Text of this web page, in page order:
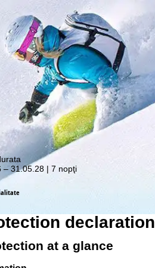
vă așteaptă!
– 31.05.28 | 7 nopţi
declaration
at a glance